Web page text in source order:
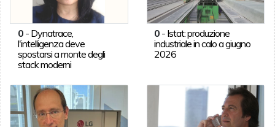
0- Dynatrace,
l'intelligenza deve
spostarsi a monte degli
stack moderni
0 - Istat: produzione
industriale in calo a giugno
2026